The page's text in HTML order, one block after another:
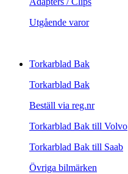
Utgående varor
Torkarblad Bak
Torkarblad Bak
Beställ via reg.nr
Torkarblad Bak till Volvo
Torkarblad Bak till Saab
Övriga bilmärken